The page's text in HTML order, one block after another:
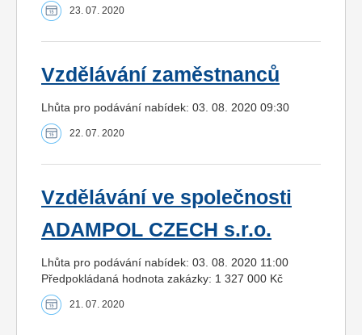
23. 07. 2020
Vzdělávání zaměstnanců
Lhůta pro podávání nabídek: 03. 08. 2020 09:30
22. 07. 2020
Vzdělávání ve společnosti
ADAMPOL CZECH s.r.o.
Lhůta pro podávání nabídek: 03. 08. 2020 11:00
Předpokládaná hodnota zakázky: 1 327 000 Kč
21. 07. 2020